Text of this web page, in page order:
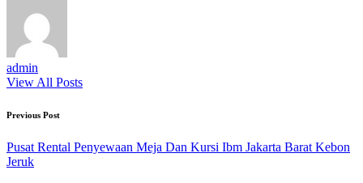
admin
View All Posts
Post
navigation
Previous Post
Pusat Rental Penyewaan Meja Dan Kursi Ibm Jakarta Barat Kebon
Jeruk